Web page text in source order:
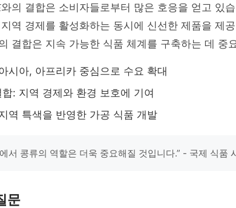
와의 결합은 소비자들로부터 많은 호응을 얻고 있
역 경제를 활성화하는 동시에 신선한 제품을 제
결합은 지속 가능한 식품 체계를 구축하는 데 중
시아, 아프리카 중심으로 수요 확대
: 지역 경제와 환경 보호에 기여
역 특색을 반영한 가공 식품 개발
서 콩류의 역할은 더욱 중요해질 것입니다.” - 국제 식품
문